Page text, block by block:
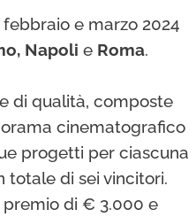
e marzo 2024
Napoli e Roma.
di qualità, composte
cinematografico
progetti per ciascuna
totale di sei vincitori.
di € 3.000 e